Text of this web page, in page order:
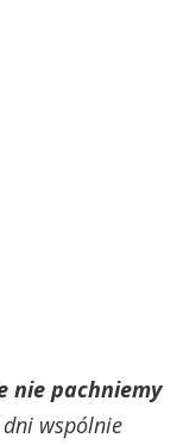
nie pachniemy
wspólnie